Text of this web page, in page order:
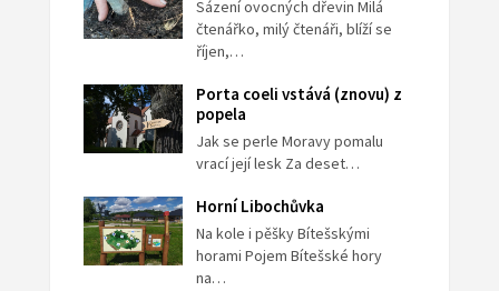
Sázení ovocných dřevin Milá
čtenářko, milý čtenáři, blíží se
říjen,…
Porta coeli vstává (znovu) z
popela
Jak se perle Moravy pomalu
vrací její lesk Za deset…
Horní Libochůvka
Na kole i pěšky Bítešskými
horami Pojem Bítešské hory
na…